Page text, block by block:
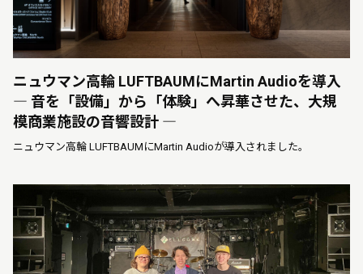
ニュウマン高輪 LUFTBAUMにMartin Audioを導入
― 音を「設備」から「体験」へ昇華させた、大規
模商業施設の音響設計 ―
ニュウマン高輪 LUFTBAUMにMartin Audioが導入されました。